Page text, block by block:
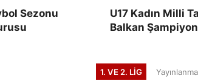
Sezonu
U17 Kadın Milli
Balkan
1. VE 2. LIG